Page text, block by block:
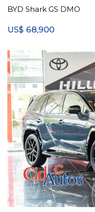
BYD Shark GS DMO
US$ 68,900